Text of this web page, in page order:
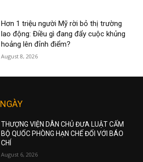
Hơn 1 triệu người Mỹ rời bỏ thị trường
lao động: Điều gì đang đẩy cuộc khủng
hoảng lên đỉnh điểm?
August 8, 2026
THƯỢNG VIỆN DÂN CHỦ ĐƯA LUẬT CẤM
BỘ QUỐC PHÒNG HẠN CHẾ ĐỐI VỚI BÁO
CHÍ
August 6, 2026